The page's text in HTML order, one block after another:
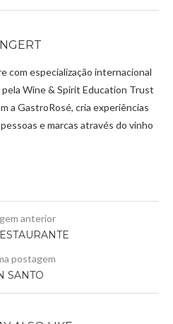
com especialização internacional
pela Wine & Spirit Education Trust
a GastroRosé, cria experiências
e marcas através do vinho
anterior
postagem
SANTO